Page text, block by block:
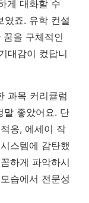
게 대화할 수
였죠. 유학 컨설
을 구체적인
대감이 컸답니
과목 커리큘럼
말 좋았어요. 단
응, 에세이 작
스템에 감탄했
하게 파악하시
습에서 전문성